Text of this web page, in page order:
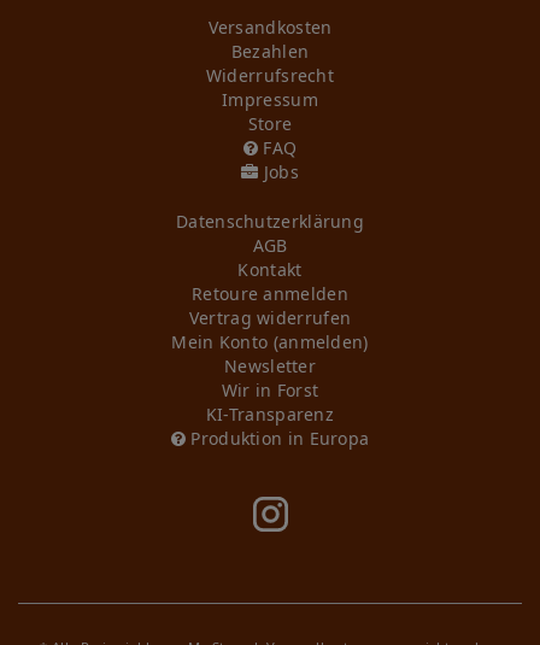
Versandkosten
Bezahlen
Widerrufs­recht
Impressum
Store
FAQ
Jobs
Daten­schutz­erklärung
AGB
Kontakt
Retoure anmelden
Vertrag widerrufen
Mein Konto (anmelden)
Newsletter
Wir in Forst
KI-Transparenz
Produktion in Europa